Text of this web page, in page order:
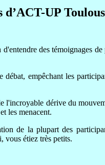
UP
des témoignages
empêchant les
dérive du
les menacent.
de la plupart des
vous étiez très petits.